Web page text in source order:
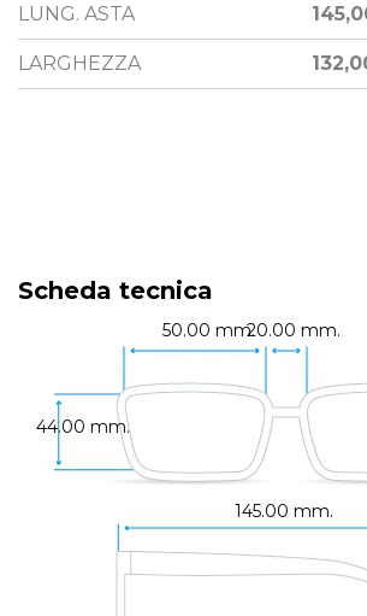
LUNG. ASTA
LARGHEZZA
Scheda tecnica
50.00 mm.20.00 mm.
145.00 mm.
44.00 mm.